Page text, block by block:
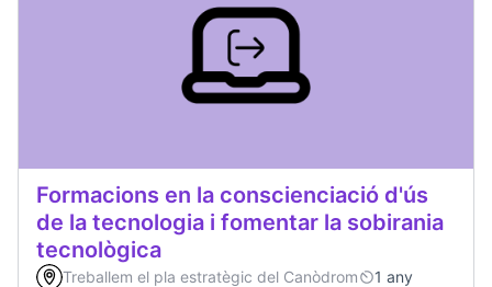
Formacions en la conscienciació d'ús
de la tecnologia i fomentar la sobirania
tecnològica
Treballem el pla estratègic del Canòdrom
1 any